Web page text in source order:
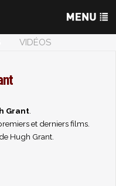
VIDÉOS
Grant.
et derniers films.
Hugh Grant.